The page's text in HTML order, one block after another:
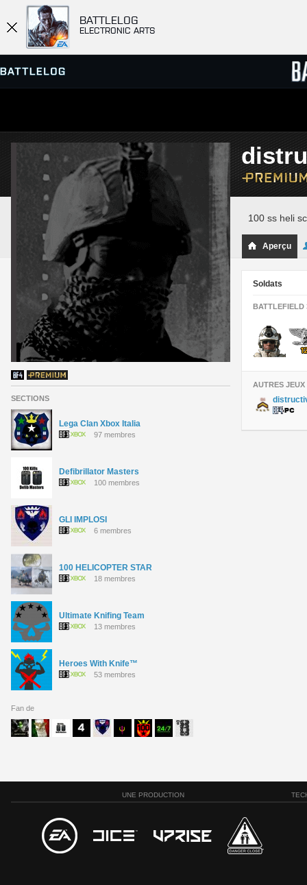
BATTLELOG
ELECTRONIC ARTS
SERVEURS
PARTIES
SECTIONS
Lega Clan Xbox Italia
97 membres
Defibrillator Masters
100 membres
GLI IMPLOSI
6 membres
100 HELICOPTER STAR
18 membres
Ultimate Knifing Team
13 membres
Heroes With Knife™
53 membres
Fan de
100 ss heli
Aperçu
Soldats
BATTLEFIELD
AUTRES JEUX
UNE PRODUCTION